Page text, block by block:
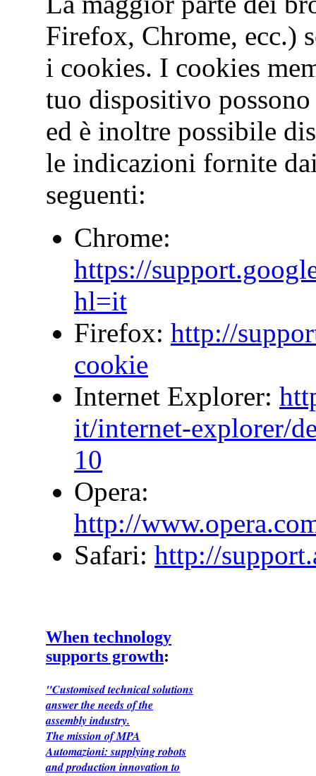
Firefox, Chrome, ecc.)
i cookies. I cookies
tuo dispositivo possono
ed è inoltre possibile
le indicazioni fornite
seguenti:
Chrome:
https://
hl=it
Firefox: http://
cookie
Internet Explorer:
it/internet-explorer/
10
Opera:
http://
Safari: http://
When technology
supports growth:
"Customised technical solutions
answer the needs of the
assembly industry.
The mission of MPA
Automazioni: supplying robots
and production innovation to